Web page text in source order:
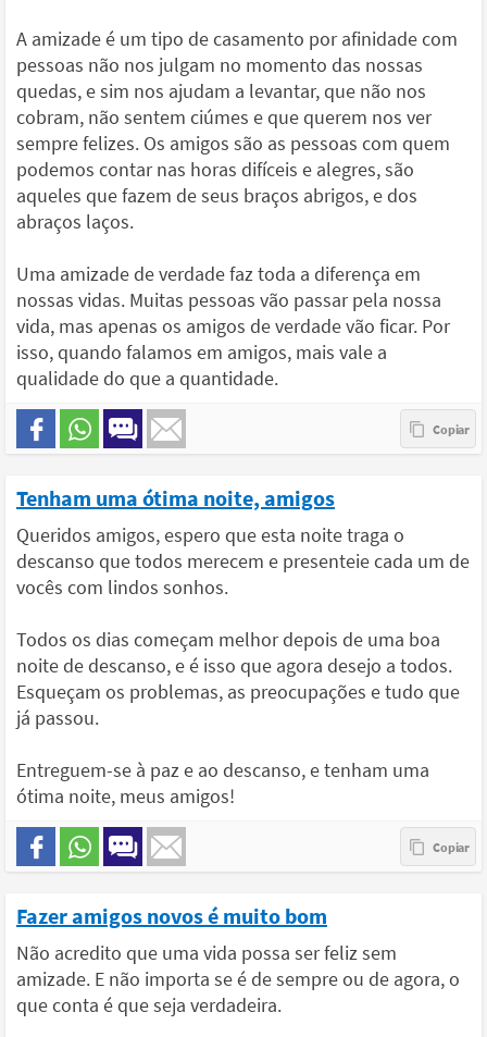
A amizade é um tipo de casamento por afinidade com
pessoas não nos julgam no momento das nossas
quedas, e sim nos ajudam a levantar, que não nos
cobram, não sentem ciúmes e que querem nos ver
sempre felizes. Os amigos são as pessoas com quem
podemos contar nas horas difíceis e alegres, são
aqueles que fazem de seus braços abrigos, e dos
abraços laços.
Uma amizade de verdade faz toda a diferença em
nossas vidas. Muitas pessoas vão passar pela nossa
vida, mas apenas os amigos de verdade vão ficar. Por
isso, quando falamos em amigos, mais vale a
qualidade do que a quantidade.
Tenham uma ótima noite, amigos
Queridos amigos, espero que esta noite traga o
descanso que todos merecem e presenteie cada um de
vocês com lindos sonhos.
Todos os dias começam melhor depois de uma boa
noite de descanso, e é isso que agora desejo a todos.
Esqueçam os problemas, as preocupações e tudo que
já passou.
Entreguem-se à paz e ao descanso, e tenham uma
ótima noite, meus amigos!
Fazer amigos novos é muito bom
Não acredito que uma vida possa ser feliz sem
amizade. E não importa se é de sempre ou de agora, o
que conta é que seja verdadeira.